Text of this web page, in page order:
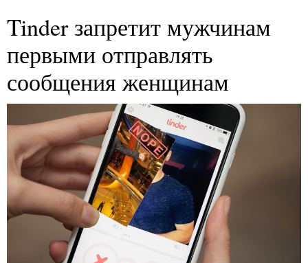
Tinder запретит мужчинам
первыми отправлять
сообщения женщинам